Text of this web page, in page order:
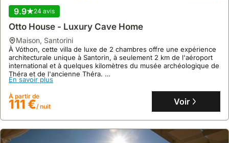
9.9 24 avis
Otto House - Luxury Cave Home
maison, Santorini
À Vóthon, cette villa de luxe de 2 chambres offre une expérience
architecturale unique à Santorin, à seulement 2 km de l'aéroport
international et à quelques kilomètres du musée archéologique de
Théra et de l'ancienne Théra.
Profitez d'un espace de 76 m² pouvant accueillir jusqu'à 9
personnes, avec une cuisine équipée, un jacuzzi extérieur, une
terrasse et un jardin avec barbecue, idéal pour les familles
recherchant une location maison vacances.
En savoir plus
À partir de
111 €/ nuit Voir